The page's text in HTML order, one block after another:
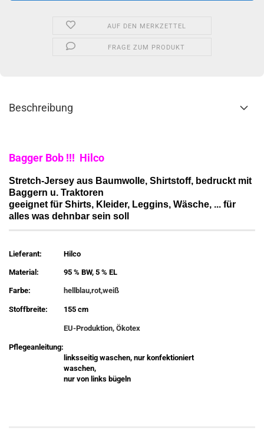
AUF DEN MERKZETTEL
FRAGE ZUM PRODUKT
Beschreibung
Bagger Bob !!! Hilco
Stretch-Jersey aus Baumwolle, Shirtstoff, bedruckt mit
Baggern u. Traktoren
geeignet für Shirts, Kleider, Leggins, Wäsche, ... für
alles was dehnbar sein soll
Lieferant: Hilco
Material: 95 % BW, 5 % EL
Farbe: hellblau,rot,weiß
Stoffbreite: 155 cm
EU-Produktion, Ökotex
Pflegeanleitung:
linksseitig waschen, nur konfektioniert
waschen,
nur von links bügeln